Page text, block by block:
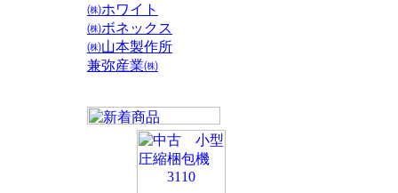
㈱ホワイト
㈱ボネックス
㈱山本製作所
兼弥産業㈱